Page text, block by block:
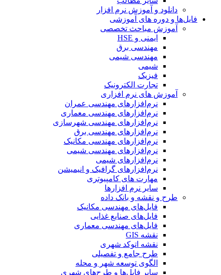
دانلود و آموزش نرم افزار
فایل‌ها و دوره های آموزشی
آموزش مباحث تخصصی
ایمنی و HSE
مهندسی برق
مهندسی شیمی
شیمی
فیزیک
تجارت الکترونیک
آموزش های نرم افزاری
نرم‌افزارهای مهندسی عمران
نرم‌افزارهای مهندسی معماری
نرم‌افزارهای مهندسی شهرسازی
نرم‌افزارهای مهندسی برق
نرم‌افزارهای مهندسی مکانیک
نرم‌افزارهای مهندسی شیمی
نرم‌افزارهای شیمی
نرم‌افزارهای گرافیک و انیمیشن
مهارت های کامپیوتری
سایر نرم افزارها
طرح و نقشه و بانک داده
فایل‌های مهندسی مکانیک
فایل‌های صنایع غذایی
فایل‌های مهندسی معماری
نقشه GIS
نقشه اتوکد شهری
طرح جامع و تفصیلی
الگوی توسعه شهر و محله
سایر فایل‌ها و طرح‌های شهری